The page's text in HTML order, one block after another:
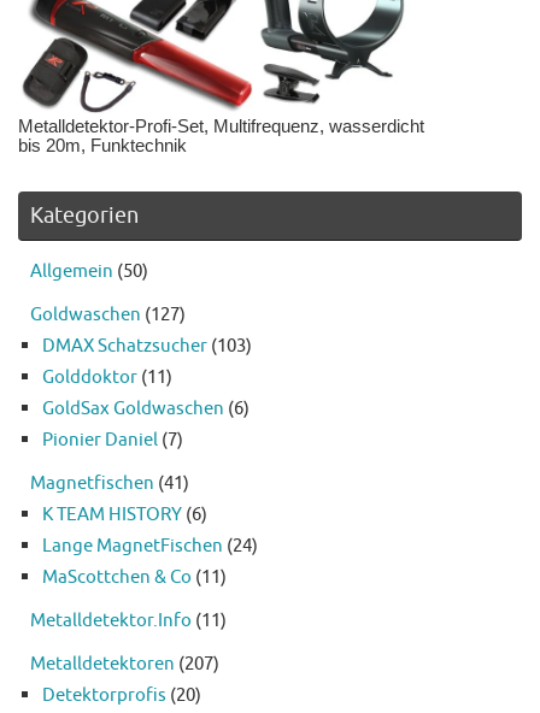
Metalldetektor-Profi-Set, Multifrequenz, wasserdicht
bis 20m, Funktechnik
Kategorien
Allgemein (50)
Goldwaschen (127)
DMAX Schatzsucher (103)
Golddoktor (11)
GoldSax Goldwaschen (6)
Pionier Daniel (7)
Magnetfischen (41)
K TEAM HISTORY (6)
Lange MagnetFischen (24)
MaScottchen & Co (11)
Metalldetektor.Info (11)
Metalldetektoren (207)
Detektorprofis (20)